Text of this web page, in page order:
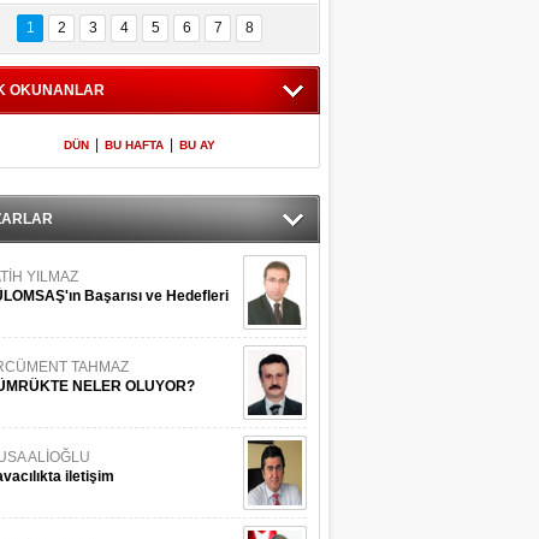
İstanbul
Adaları
600 milletvekilinin
listesi
1 2 3 4 5 6 7 8
OKUNANLAR
DÜN BU HAFTA BU AY
YILMAZ
Başarısı ve Hedefleri
TAHMAZ
NELER OLUYOR?
ALİOĞLU
iletişim